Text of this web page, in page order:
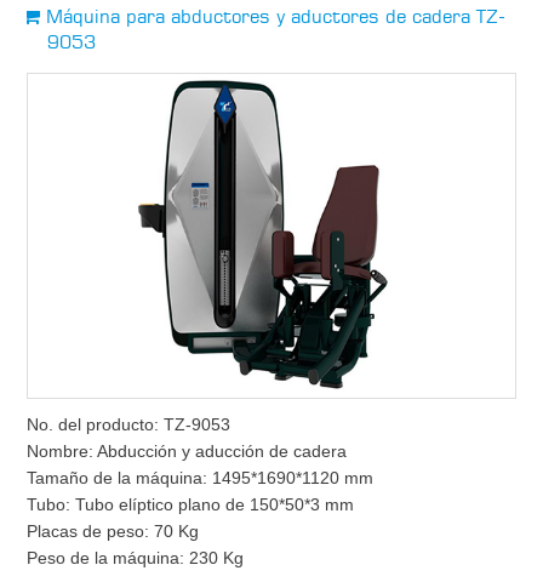
Máquina para abductores y aductores de cadera TZ-
9053
No. del producto: TZ-9053
Nombre: Abducción y aducción de cadera
Tamaño de la máquina: 1495*1690*1120 mm
Tubo: Tubo elíptico plano de 150*50*3 mm
Placas de peso: 70 Kg
Peso de la máquina: 230 Kg